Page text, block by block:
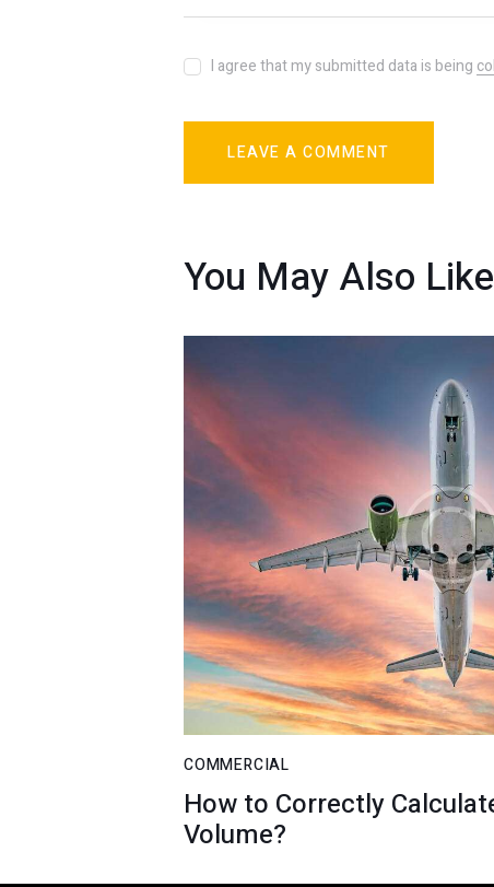
I agree that my submitted data is being
You May Also Like
COMMERCIAL
How to Correctly
Volume?